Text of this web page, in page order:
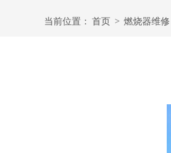
当前位置： 首页 > 燃烧器维修